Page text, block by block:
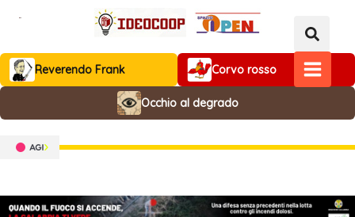
MAIN
Reverendo Frank Corvo rosso
Occhio al degrado